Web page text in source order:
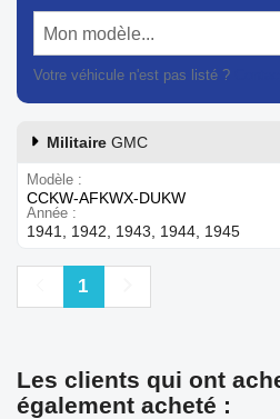
Mon modèle...
Votre véhicule n'est pas listé ?
Militaire GMC
Modèle
CCKW-AFKWX-DUKW
Année
1941, 1942, 1943, 1944, 1945
Précédent
1
Les clients qui ont
également acheté :